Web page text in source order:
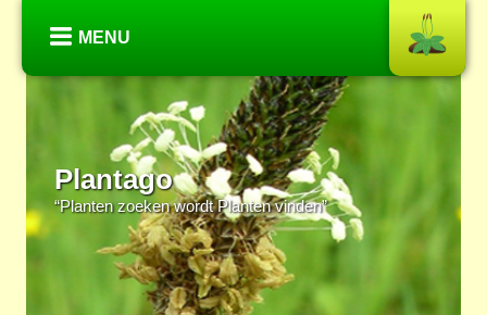
MENU
Plantago
“Planten zoeken wordt Planten vinden”